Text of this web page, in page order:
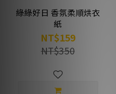
綠綠好日 香氛柔順烘衣
紙
NT$159
NT$350